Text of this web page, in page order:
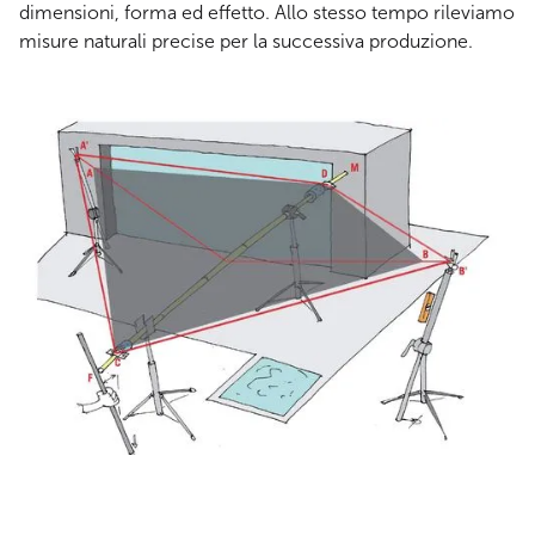
dimensioni, forma ed effetto. Allo stesso tempo rileviamo
misure naturali precise per la successiva produzione.